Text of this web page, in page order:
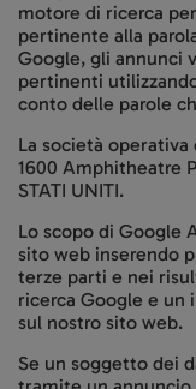
motore di ricerca
pertinente alla
Google, gli annunci
pertinenti
conto delle parole
La società operativa
1600 Amphitheatre
STATI UNITI.
Lo scopo di Google
sito web inserendo
terze parti e nei
ricerca Google e
sul nostro sito web.
Se un soggetto dei